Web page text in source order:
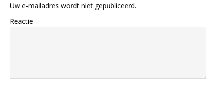
Uw e-mailadres wordt niet gepubliceerd.
Reactie